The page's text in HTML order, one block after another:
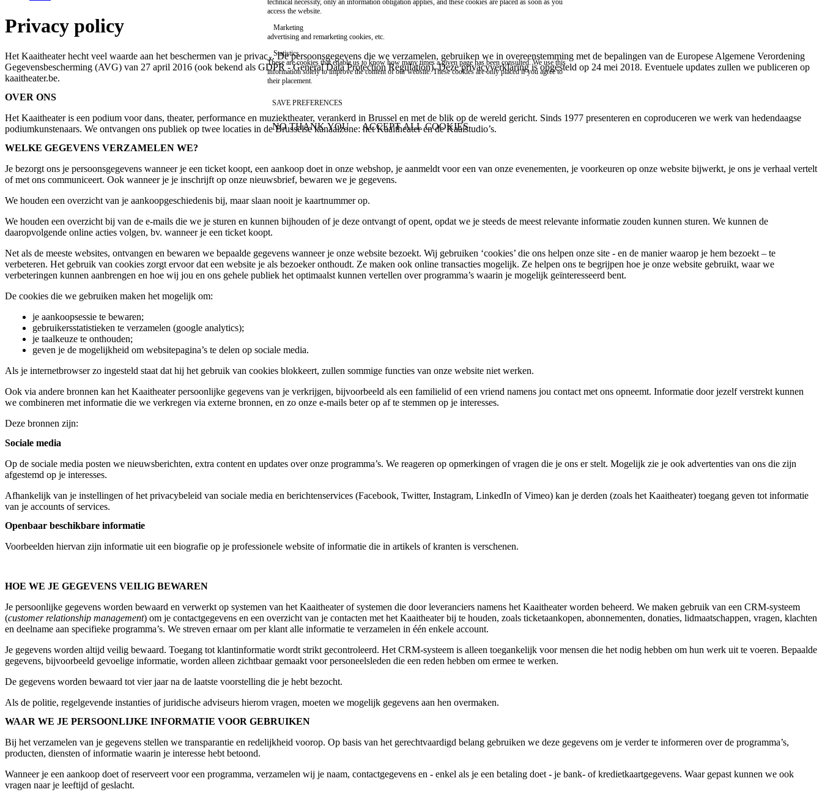
Privacy policy
Het Kaaitheater hecht veel waarde aan het beschermen van je privacy. De persoonsgegevens die we verzamelen, gebruiken we in overeenstemming met de bepalingen van de Europese Algemene Verordening
Gegevensbescherming (AVG) van 27 april 2016 (ook bekend als GDPR - General Data Protection Regulation). Deze privacyverklaring is opgesteld op 24 mei 2018. Eventuele updates zullen we publiceren op
kaaitheater.be.
OVER ONS
Het Kaaitheater is een podium voor dans, theater, performance en muziektheater, verankerd in Brussel en met de blik op de wereld gericht. Sinds 1977 presenteren en coproduceren we werk van hedendaagse
podiumkunstenaars. We ontvangen ons publiek op twee locaties in de Brusselse kanaalzone: het Kaaitheater en de Kaaistudio’s.
WELKE GEGEVENS VERZAMELEN WE?
Je bezorgt ons je persoonsgegevens wanneer je een ticket koopt, een aankoop doet in onze webshop, je aanmeldt voor een van onze evenementen, je voorkeuren op onze website bijwerkt, je ons je verhaal vertelt
of met ons communiceert. Ook wanneer je je inschrijft op onze nieuwsbrief, bewaren we je gegevens.
We houden een overzicht van je aankoopgeschiedenis bij, maar slaan nooit je kaartnummer op.
We houden een overzicht bij van de e-mails die we je sturen en kunnen bijhouden of je deze ontvangt of opent, opdat we je steeds de meest relevante informatie zouden kunnen sturen. We kunnen de
daaropvolgende online acties volgen, bv. wanneer je een ticket koopt.
Net als de meeste websites, ontvangen en bewaren we bepaalde gegevens wanneer je onze website bezoekt. Wij gebruiken ‘cookies’ die ons helpen onze site - en de manier waarop je hem bezoekt – te
verbeteren. Het gebruik van cookies zorgt ervoor dat een website je als bezoeker onthoudt. Ze maken ook online transacties mogelijk. Ze helpen ons te begrijpen hoe je onze website gebruikt, waar we
verbeteringen kunnen aanbrengen en hoe wij jou en ons gehele publiek het optimaalst kunnen vertellen over programma’s waarin je mogelijk geïnteresseerd bent.
De cookies die we gebruiken maken het mogelijk om:
je aankoopsessie te bewaren;
gebruikersstatistieken te verzamelen (google analytics);
je taalkeuze te onthouden;
geven je de mogelijkheid om websitepagina’s te delen op sociale media.
Als je internetbrowser zo ingesteld staat dat hij het gebruik van cookies blokkeert, zullen sommige functies van onze website niet werken.
Ook via andere bronnen kan het Kaaitheater persoonlijke gegevens van je verkrijgen, bijvoorbeeld als een familielid of een vriend namens jou contact met ons opneemt. Informatie door jezelf verstrekt kunnen
we combineren met informatie die we verkregen via externe bronnen, en zo onze e-mails beter op af te stemmen op je interesses.
Deze bronnen zijn:
Sociale media
Op de sociale media posten we nieuwsberichten, extra content en updates over onze programma’s. We reageren op opmerkingen of vragen die je ons er stelt. Mogelijk zie je ook advertenties van ons die zijn
afgestemd op je interesses.
Afhankelijk van je instellingen of het privacybeleid van sociale media en berichtenservices (Facebook, Twitter, Instagram, LinkedIn of Vimeo) kan je derden (zoals het Kaaitheater) toegang geven tot informatie
van je accounts of services.
Openbaar beschikbare informatie
Voorbeelden hiervan zijn informatie uit een biografie op je professionele website of informatie die in artikels of kranten is verschenen.
HOE WE JE GEGEVENS VEILIG BEWAREN
Je persoonlijke gegevens worden bewaard en verwerkt op systemen van het Kaaitheater of systemen die door leveranciers namens het Kaaitheater worden beheerd. We maken gebruik van een CRM-systeem
(customer relationship management) om je contactgegevens en een overzicht van je contacten met het Kaaitheater bij te houden, zoals ticketaankopen, abonnementen, donaties, lidmaatschappen, vragen, klachten
en deelname aan specifieke programma’s. We streven ernaar om per klant alle informatie te verzamelen in één enkele account.
Je gegevens worden altijd veilig bewaard. Toegang tot klantinformatie wordt strikt gecontroleerd. Het CRM-systeem is alleen toegankelijk voor mensen die het nodig hebben om hun werk uit te voeren. Bepaalde
gegevens, bijvoorbeeld gevoelige informatie, worden alleen zichtbaar gemaakt voor personeelsleden die een reden hebben om ermee te werken.
De gegevens worden bewaard tot vier jaar na de laatste voorstelling die je hebt bezocht.
Als de politie, regelgevende instanties of juridische adviseurs hierom vragen, moeten we mogelijk gegevens aan hen overmaken.
WAAR WE JE PERSOONLIJKE INFORMATIE VOOR GEBRUIKEN
Bij het verzamelen van je gegevens stellen we transparantie en redelijkheid voorop. Op basis van het gerechtvaardigd belang gebruiken we deze gegevens om je verder te informeren over de programma’s,
producten, diensten of informatie waarin je interesse hebt betoond.
Wanneer je een aankoop doet of reserveert voor een programma, verzamelen wij je naam, contactgegevens en - enkel als je een betaling doet - je bank- of kredietkaartgegevens. Waar gepast kunnen we ook
vragen naar je leeftijd of geslacht.
technical necessity, only an information obligation applies, and these cookies are placed as soon as you
access the website.
Marketing
advertising and remarketing cookies, etc.
Statistics
These are cookies that enable us to know how many times a given page has been consulted. We use this
information solely to improve the content of our website. These cookies are only placed if you agree to
their placement.
SAVE PREFERENCES
NO THANK YOU ACCEPT ALL COOKIES
WITHDRAW CONSENT